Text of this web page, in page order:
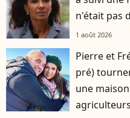
n'était pas
1 août 2026
Pierre et
pré)
une